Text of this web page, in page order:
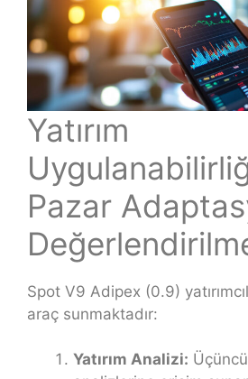
Yatırım
Pazar
Spot V9 Adipex (0.9)
araç sunmaktadır:
Yatırım Analizi: